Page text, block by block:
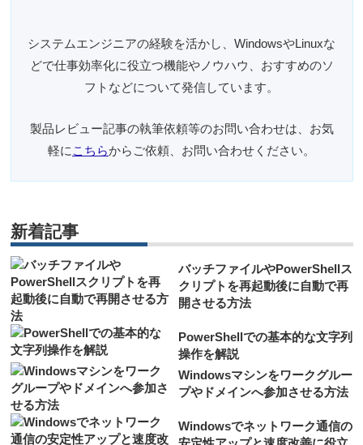
システムエンジニアの経験を活かし、WindowsやLinuxな
どで仕事効率化に役立つ機能やノウハウ、おすすめのソ
フトなどについて発信しています。
製品レビュー記事の執筆依頼等のお問い合わせは、お気
軽にこちらからご依頼、お問い合わせください。
新着記事
バッチファイルやPowerShellス
クリプトを再起動後に自動で再
開させる方法
PowerShellでの基本的な文字列
操作を解説
Windowsマシンをワークグルー
プやドメインへ参加させる方法
Windowsでネットワーク通信の